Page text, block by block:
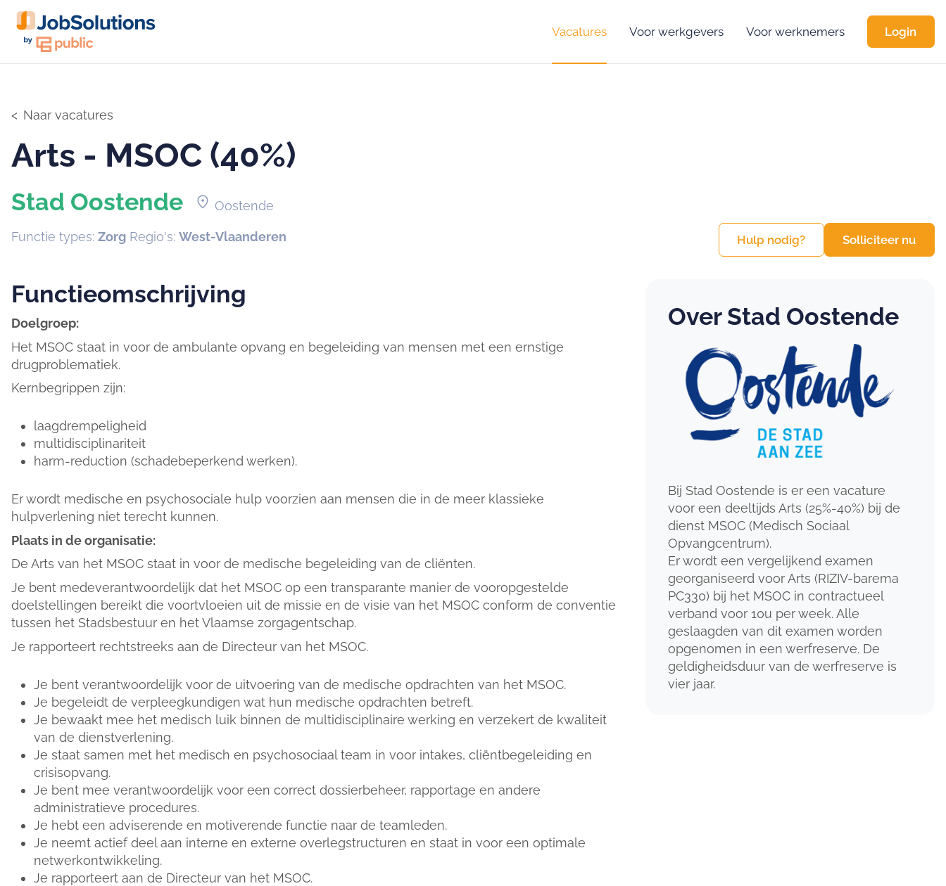
Vacatures Voor werkgevers Voor werknemers Login
Naar vacatures
Arts - MSOC (40%)
Stad Oostende location_on Oostende
Functie types: Zorg Regio's: West-Vlaanderen Hulp nodig? Solliciteer nu
Functieomschrijving
Doelgroep:
Het MSOC staat in voor de ambulante opvang en begeleiding van mensen met een ernstige
drugproblematiek.
Kernbegrippen zijn:
laagdrempeligheid
multidisciplinariteit
harm-reduction (schadebeperkend werken).
Er wordt medische en psychosociale hulp voorzien aan mensen die in de meer klassieke
hulpverlening niet terecht kunnen.
Plaats in de organisatie:
De Arts van het MSOC staat in voor de medische begeleiding van de cliënten.
Je bent medeverantwoordelijk dat het MSOC op een transparante manier de vooropgestelde
doelstellingen bereikt die voortvloeien uit de missie en de visie van het MSOC conform de conventie
tussen het Stadsbestuur en het Vlaamse zorgagentschap.
Je rapporteert rechtstreeks aan de Directeur van het MSOC.
Je bent verantwoordelijk voor de uitvoering van de medische opdrachten van het MSOC.
Je begeleidt de verpleegkundigen wat hun medische opdrachten betreft.
Je bewaakt mee het medisch luik binnen de multidisciplinaire werking en verzekert de kwaliteit
van de dienstverlening.
Je staat samen met het medisch en psychosociaal team in voor intakes, cliëntbegeleiding en
crisisopvang.
Je bent mee verantwoordelijk voor een correct dossierbeheer, rapportage en andere
administratieve procedures.
Je hebt een adviserende en motiverende functie naar de teamleden.
Je neemt actief deel aan interne en externe overlegstructuren en staat in voor een optimale
netwerkontwikkeling.
Je rapporteert aan de Directeur van het MSOC.
Over Stad Oostende
Bij Stad Oostende is er een vacature
voor een deeltijds Arts (25%-40%) bij de
dienst MSOC (Medisch Sociaal
Opvangcentrum).
Er wordt een vergelijkend examen
georganiseerd voor Arts (RIZIV-barema
PC330) bij het MSOC in contractueel
verband voor 10u per week. Alle
geslaagden van dit examen worden
opgenomen in een werfreserve. De
geldigheidsduur van de werfreserve is
vier jaar.